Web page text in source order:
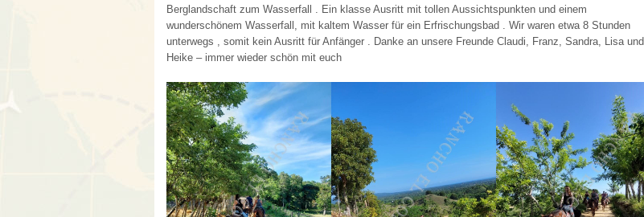
Berglandschaft zum Wasserfall . Ein klasse Ausritt mit tollen Aussichtspunkten und einem
wunderschönem Wasserfall, mit kaltem Wasser für ein Erfrischungsbad . Wir waren etwa 8 Stunden
unterwegs , somit kein Ausritt für Anfänger . Danke an unsere Freunde Claudi, Franz, Sandra, Lisa und
Heike – immer wieder schön mit euch